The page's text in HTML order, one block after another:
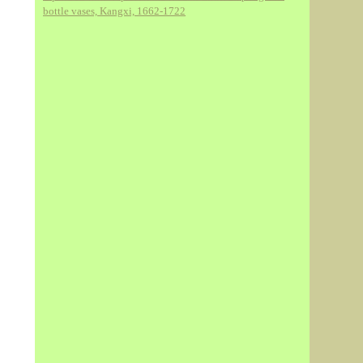
bottle vases, Kangxi, 1662-1722